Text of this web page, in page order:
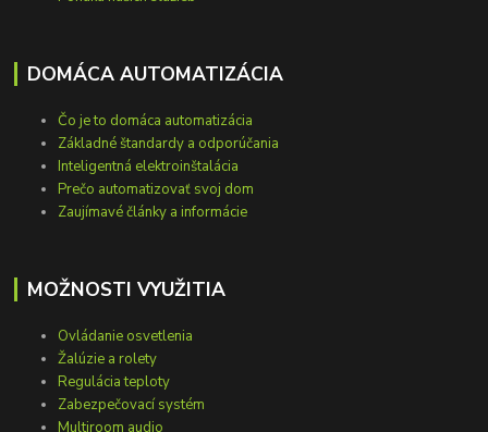
DOMÁCA AUTOMATIZÁCIA
Čo je to domáca automatizácia
Základné štandardy a odporúčania
Inteligentná elektroinštalácia
Prečo automatizovať svoj dom
Zaujímavé články a informácie
MOŽNOSTI VYUŽITIA
Ovládanie osvetlenia
Žalúzie a rolety
Regulácia teploty
Zabezpečovací systém
Multiroom audio